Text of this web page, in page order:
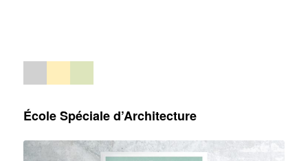
École Spéciale d’Architecture